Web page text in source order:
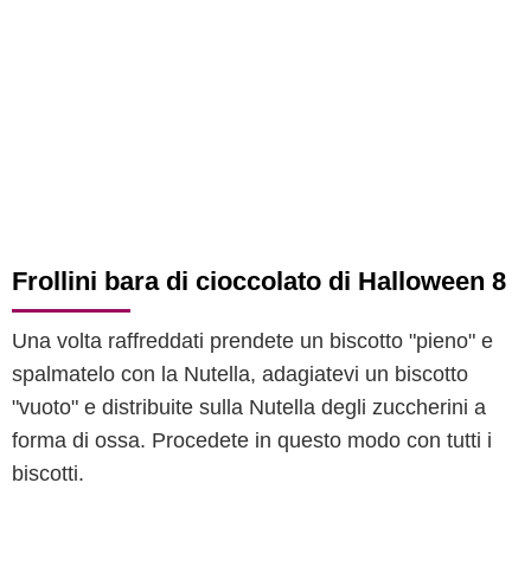
Frollini bara di cioccolato di Halloween 8
Una volta raffreddati prendete un biscotto "pieno" e
spalmatelo con la Nutella, adagiatevi un biscotto
"vuoto" e distribuite sulla Nutella degli zuccherini a
forma di ossa. Procedete in questo modo con tutti i
biscotti.